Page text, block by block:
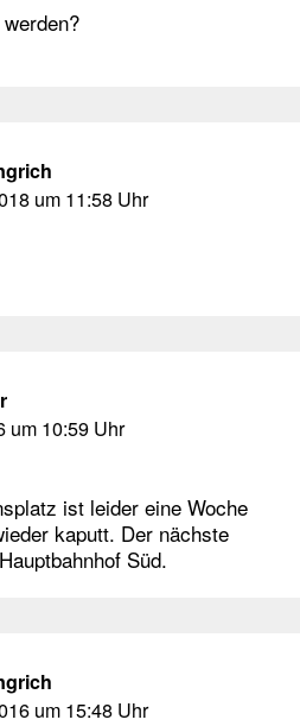
um 11:58 Uhr
um 10:59 Uhr
ist leider eine Woche
kaputt. Der nächste
Süd.
um 15:48 Uhr